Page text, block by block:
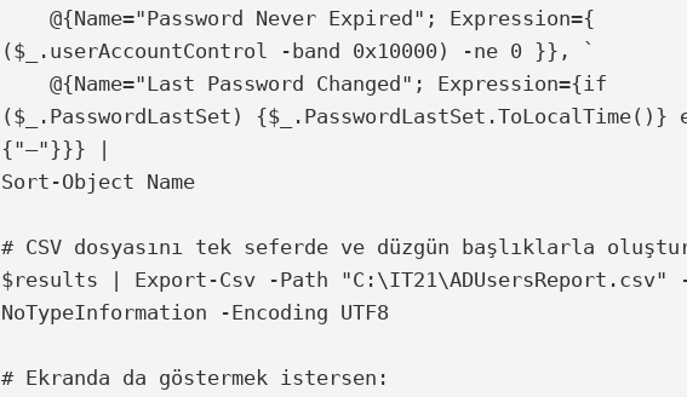
    @{Name="Password Never Expired"; Expression={
($_.userAccountControl -band 0x10000) -ne 0 }}, `
    @{Name="Last Password Changed"; Expression={if
($_.PasswordLastSet) {$_.PasswordLastSet.ToLocalTime()}
{"—"}}} |
Sort-Object Name
# CSV dosyasını tek seferde ve düzgün başlıklarla
$results | Export-Csv -Path "C:\IT21\ADUsersReport.csv"
NoTypeInformation -Encoding UTF8
# Ekranda da göstermek istersen: